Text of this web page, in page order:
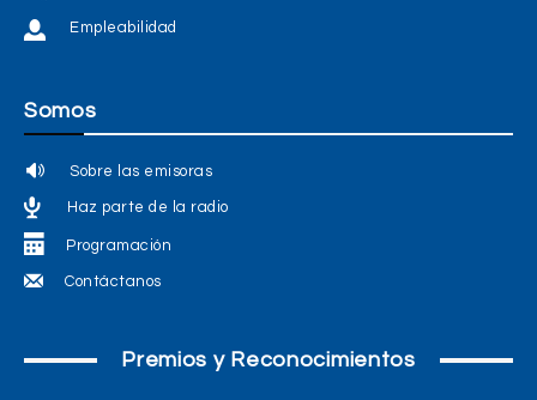
Empleabilidad
Somos
Sobre las emisoras
Haz parte de la radio
Programación
Contáctanos
Premios y Reconocimientos